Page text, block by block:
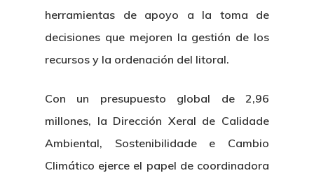
herramientas de apoyo a la toma de
decisiones que mejoren la gestión de los
recursos y la ordenación del litoral.
Con un presupuesto global de 2,96
millones, la Dirección Xeral de Calidade
Ambiental, Sostenibilidade e Cambio
Climático ejerce el papel de coordinadora